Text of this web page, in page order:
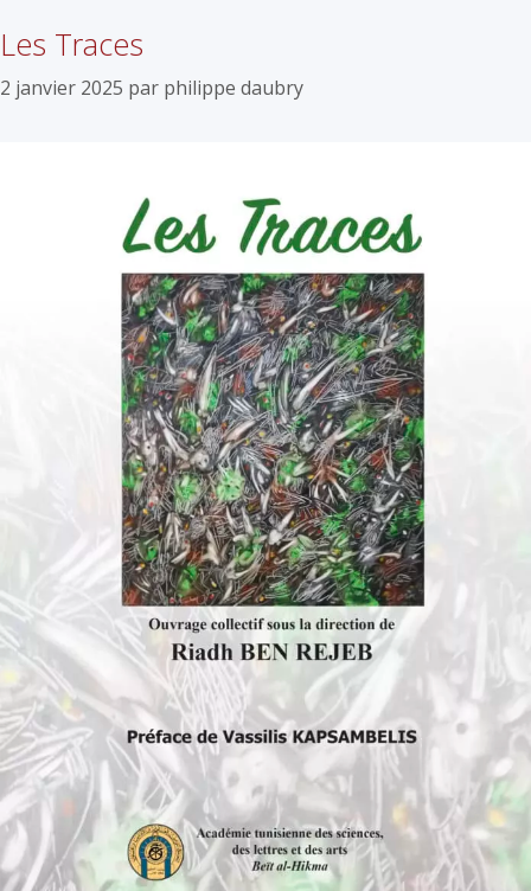
Les Traces
2 janvier 2025 par philippe daubry